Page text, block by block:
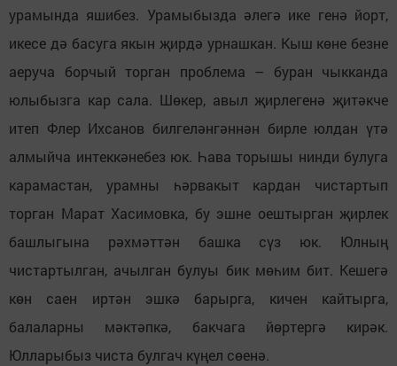
урамында яшибез. Урамыбызда әлегә ике генә йорт,
икесе дә басуга якын җирдә урнашкан. Кыш көне безне
аеруча борчый торган проблема – буран чыкканда
юлыбызга кар сала. Шөкер, авыл җирлегенә җитәкче
итеп Флер Ихсанов билгеләнгәннән бирле юлдан үтә
алмыйча интеккәнебез юк. Һава торышы нинди булуга
карамастан, урамны һәрвакыт кардан чистартып
торган Марат Хасимовка, бу эшне оештырган җирлек
башлыгына рәхмәттән башка сүз юк. Юлның
чистартылган, ачылган булуы бик мөһим бит. Кешегә
көн саен иртән эшкә барырга, кичен кайтырга,
балаларны мәктәпкә, бакчага йөртергә кирәк.
Юлларыбыз чиста булгач күңел сөенә.